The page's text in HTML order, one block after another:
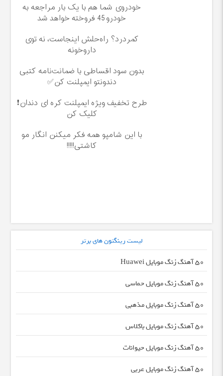
خودروی شما هم با یک بار مراجعه به
خودرو45 فروخته خواهد شد
کمردرد؟ راه‌حلش اینجاست، نه توی
داروخونه
بدون سود اقساطی با ضمانت‌نامه کتبی
دندونتو ایمپلنت کن✅
طرح تخفیف ویژه ایمپلنت کره ای دندان❗
کلیک کن
با این شامپو همه فکر میکنن انگار مو
کاشتی!!!!!
لیست رینگتون های برتر
50 آهنگ زنگ موبایل Huawei
50 آهنگ زنگ موبایل حماسی
50 آهنگ زنگ موبایل مذهبی
50 آهنگ زنگ موبایل باکلاس
50 آهنگ زنگ موبایل حیوانات
50 آهنگ زنگ موبایل عربی